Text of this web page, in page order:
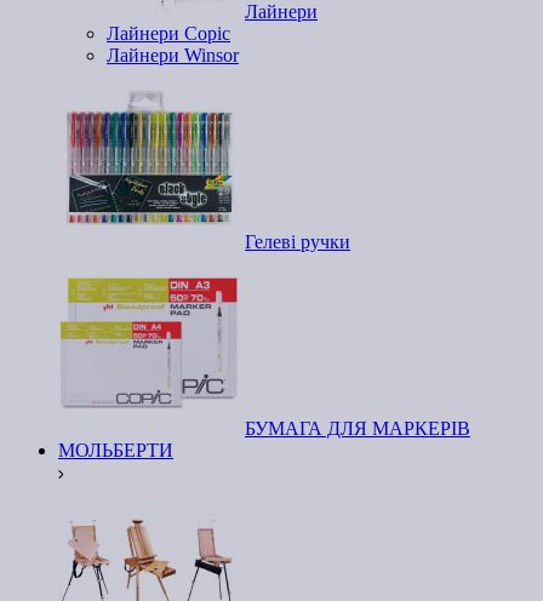
Лайнери
Лайнери Copic
Лайнери Winsor
Гелеві ручки
БУМАГА ДЛЯ МАРКЕРІВ
МОЛЬБЕРТИ